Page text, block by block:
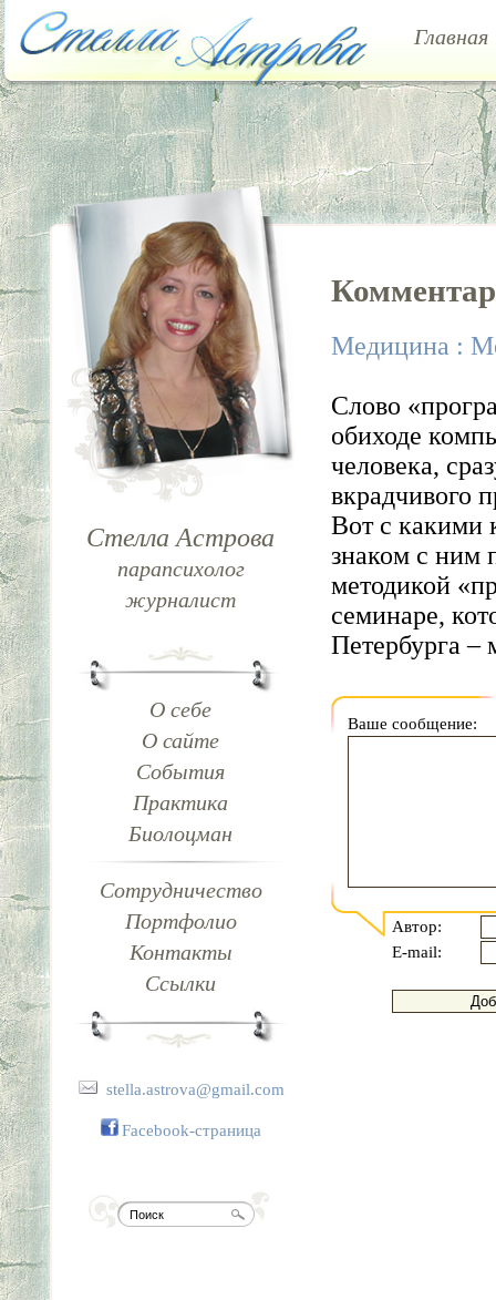
Главная
Стелла Астрова
парапсихолог
журналист
О себе
О сайте
События
Практика
Биолоцман
Сотрудничество
Портфолио
Контакты
Ссылки
stella.astrova@gmail.com
Facebook-страница
Медицина :
Слово
обиходе
человека,
вкрадчивого
Вот с какими
знаком с ним
методикой
семинаре,
Петербурга
Ваше сообщение:
Автор:
E-mail: